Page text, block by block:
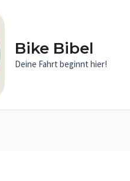
Bike Bibel
Deine Fahrt beginnt hier!